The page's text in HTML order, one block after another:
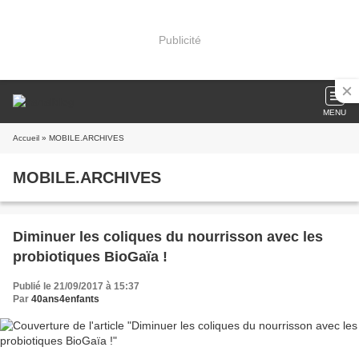
Publicité
MENU
Accueil » MOBILE.ARCHIVES
MOBILE.ARCHIVES
Diminuer les coliques du nourrisson avec les
probiotiques BioGaïa !
Publié le 21/09/2017 à 15:37
Par 40ans4enfants